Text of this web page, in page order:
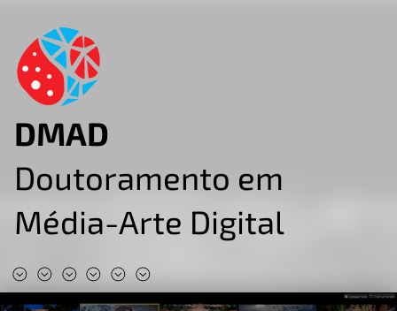
DMAD
Doutoramento em
Média-Arte Digital